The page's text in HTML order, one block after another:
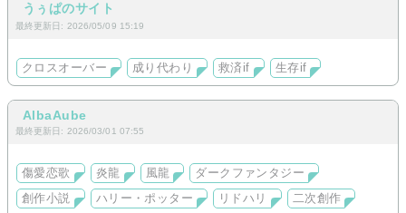
うぅぱのサイト
最終更新日: 2026/05/09 15:19
クロスオーバー 成り代わり 救済if 生存if
AlbaAube
最終更新日: 2026/03/01 07:55
傷愛恋歌 炎龍 風龍
ダークファンタジー
創作小説
ハリー・ポッター リドハリ
二次創作